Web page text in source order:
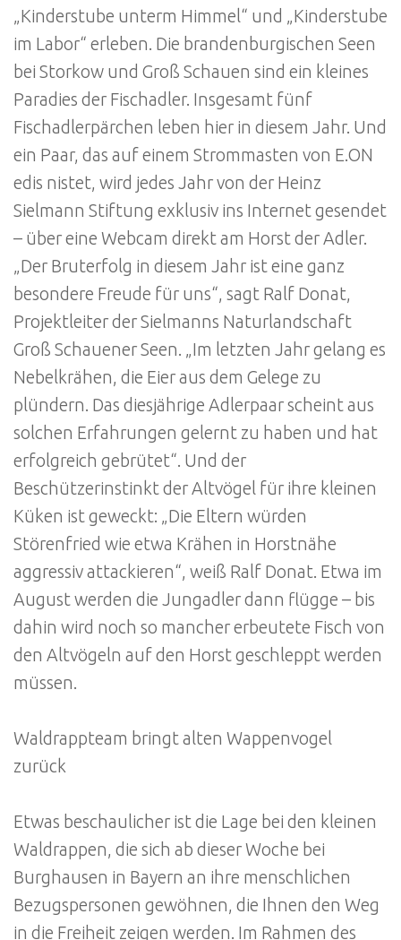
„Kinderstube unterm Himmel“ und „Kinderstube
im Labor“ erleben. Die brandenburgischen Seen
bei Storkow und Groß Schauen sind ein kleines
Paradies der Fischadler. Insgesamt fünf
Fischadlerpärchen leben hier in diesem Jahr. Und
ein Paar, das auf einem Strommasten von E.ON
edis nistet, wird jedes Jahr von der Heinz
Sielmann Stiftung exklusiv ins Internet gesendet
– über eine Webcam direkt am Horst der Adler.
„Der Bruterfolg in diesem Jahr ist eine ganz
besondere Freude für uns“, sagt Ralf Donat,
Projektleiter der Sielmanns Naturlandschaft
Groß Schauener Seen. „Im letzten Jahr gelang es
Nebelkrähen, die Eier aus dem Gelege zu
plündern. Das diesjährige Adlerpaar scheint aus
solchen Erfahrungen gelernt zu haben und hat
erfolgreich gebrütet“. Und der
Beschützerinstinkt der Altvögel für ihre kleinen
Küken ist geweckt: „Die Eltern würden
Störenfried wie etwa Krähen in Horstnähe
aggressiv attackieren“, weiß Ralf Donat. Etwa im
August werden die Jungadler dann flügge – bis
dahin wird noch so mancher erbeutete Fisch von
den Altvögeln auf den Horst geschleppt werden
müssen.
Waldrappteam bringt alten Wappenvogel
zurück
Etwas beschaulicher ist die Lage bei den kleinen
Waldrappen, die sich ab dieser Woche bei
Burghausen in Bayern an ihre menschlichen
Bezugspersonen gewöhnen, die Ihnen den Weg
in die Freiheit zeigen werden. Im Rahmen des